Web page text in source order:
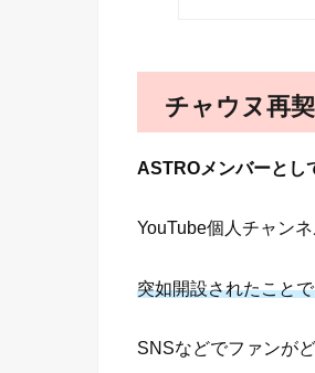
チャウヌ再
ASTROメンバーとし
YouTube個人チャン
突如開設されたこと
SNSなどでファンが